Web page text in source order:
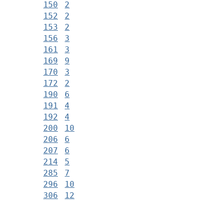
150
2
152
2
153
2
156
3
161
3
169
9
170
3
172
2
190
6
191
4
192
4
200
10
206
6
207
6
214
5
285
7
296
10
306
12